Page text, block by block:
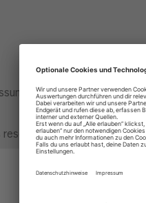
Privatsphäre-
reserved